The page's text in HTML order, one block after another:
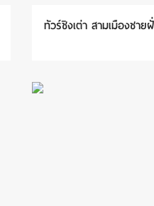
ทัวร์ชิงเต่า สามเมืองชาย